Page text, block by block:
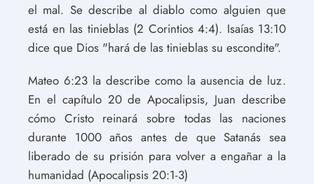
el mal. Se describe al diablo como alguien que
está en las tinieblas (2 Corintios 4:4). Isaías 13:10
dice que Dios "hará de las tinieblas su escondite".
Mateo 6:23 la describe como la ausencia de luz.
En el capítulo 20 de Apocalipsis, Juan describe
cómo Cristo reinará sobre todas las naciones
durante 1000 años antes de que Satanás sea
liberado de su prisión para volver a engañar a la
humanidad (Apocalipsis 20:1-3)